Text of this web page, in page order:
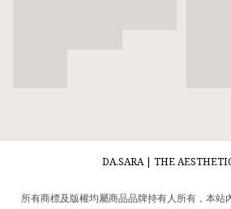
DA.SARA | THE
所有商標及版權均屬商品品牌持有人所有，本站